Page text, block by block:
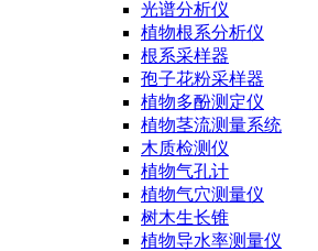
光谱分析仪
植物根系分析仪
根系采样器
孢子花粉采样器
植物多酚测定仪
植物茎流测量系统
木质检测仪
植物气孔计
植物气穴测量仪
树木生长锥
植物导水率测量仪